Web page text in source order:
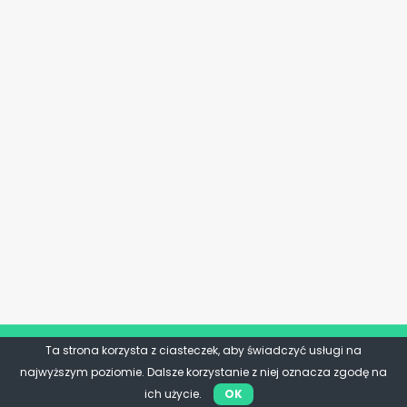
Ta strona korzysta z ciasteczek, aby świadczyć usługi na
najwyższym poziomie. Dalsze korzystanie z niej oznacza zgodę na
ich użycie.
OK